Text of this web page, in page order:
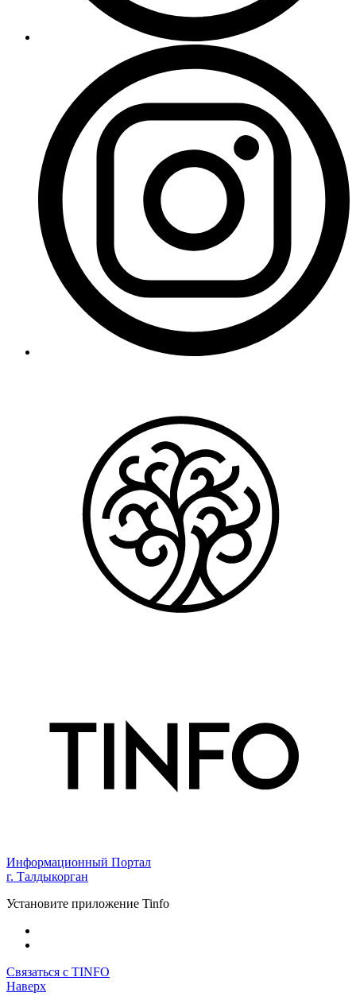
Информационный Портал
г. Талдыкорган
Установите приложение Tinfo
Связаться с TINFO
Наверх